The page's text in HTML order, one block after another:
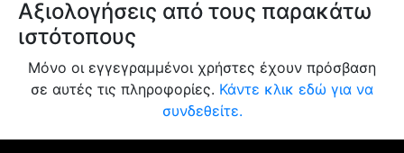
Αξιολογήσεις από τους παρακάτω
ιστότοπους
Μόνο οι εγγεγραμμένοι χρήστες έχουν πρόσβαση
σε αυτές τις πληροφορίες. Κάντε κλικ εδώ για να
συνδεθείτε.